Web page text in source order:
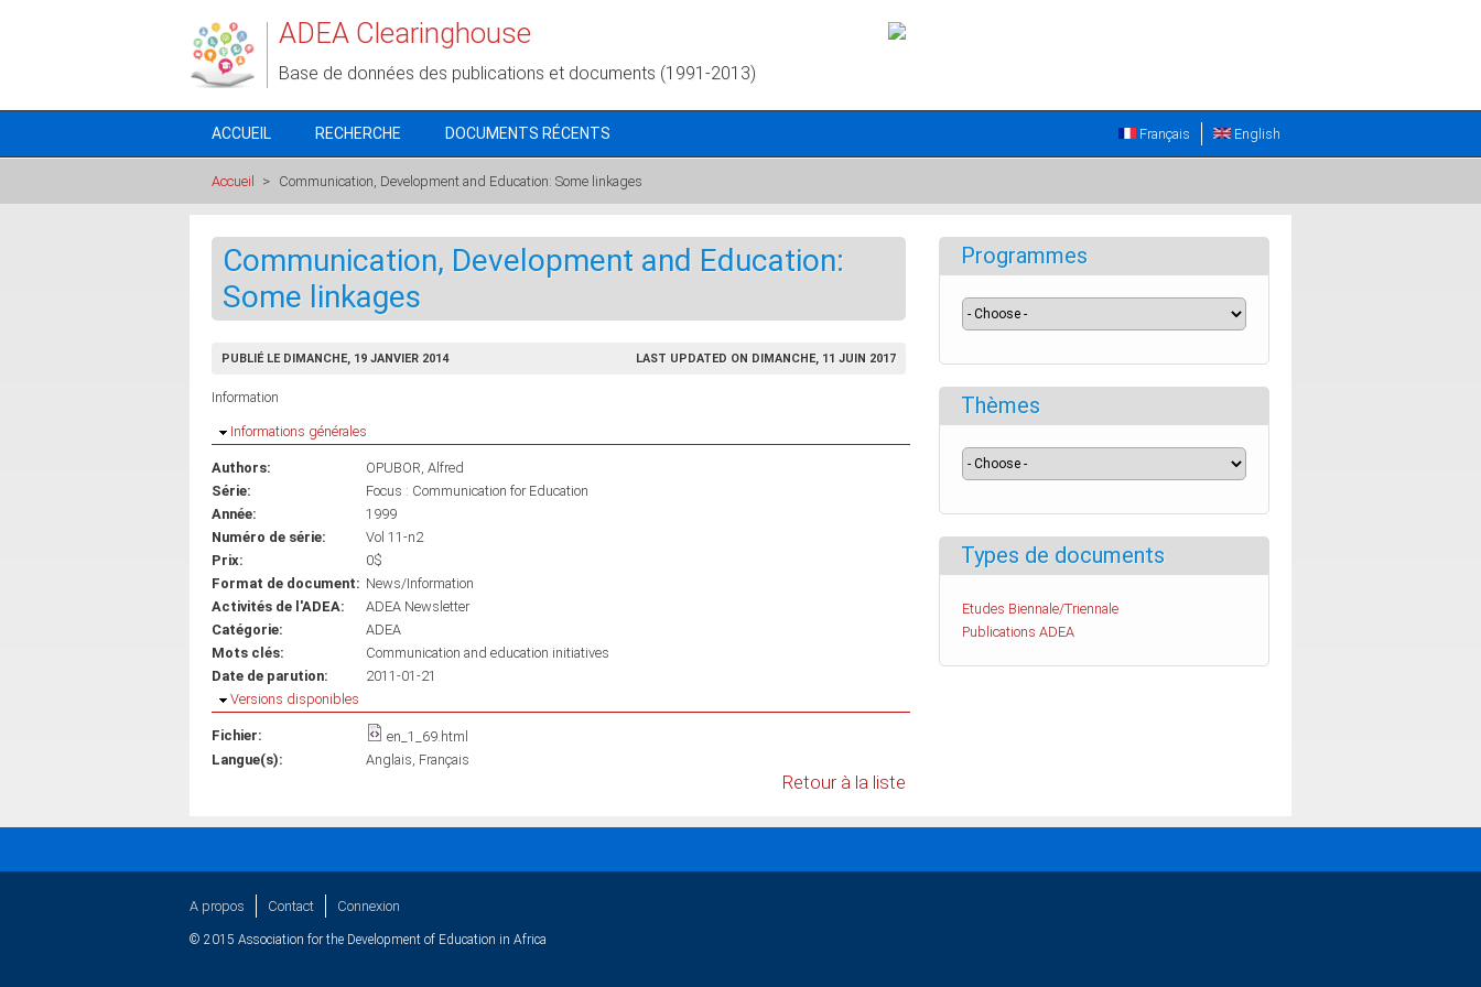
ADEA Clearinghouse
Base de données des publications et documents (1991-2013)
ACCUEIL RECHERCHE DOCUMENTS RÉCENTS English
Français
Accueil > Communication, Development and Education: Some linkages
Communication, Development and Education:
Some linkages
PUBLIÉ LE DIMANCHE, 19 JANVIER 2014 LAST UPDATED ON DIMANCHE, 11 JUIN 2017
Information
Masquer
Informations générales
Authors:
OPUBOR, Alfred
Série:
Focus : Communication for Education
Année:
1999
Numéro de série:
Vol 11-n2
Prix:
0$
Format de document: News/Information
Activités de l'ADEA:
ADEA Newsletter
Catégorie:
ADEA
Mots clés:
Communication and education initiatives
Date de parution:
2011-01-21
Masquer
Versions disponibles
Fichier:
en_1_69.html
Langue(s):
Anglais Français
Retour à la liste
Programmes
Thèmes
Types de documents
Etudes Biennale/Triennale
Publications ADEA
A propos Contact Connexion
© 2015 Association for the Development of Education in Africa